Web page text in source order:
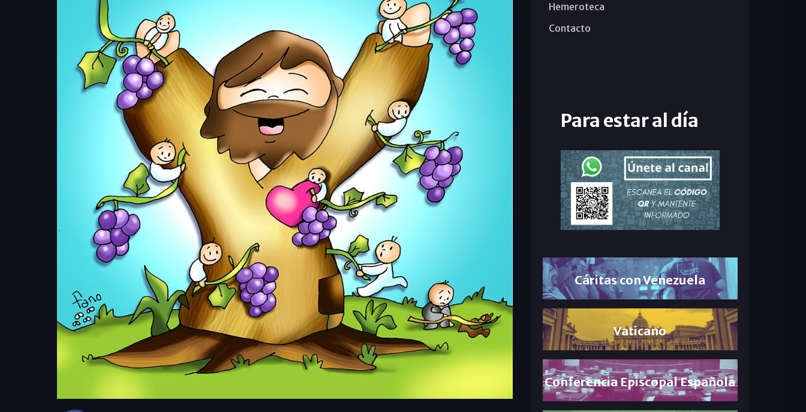
Hemeroteca
Contacto
Para estar al día
Cáritas con Venezuela
Vaticano
Conferencia Episcopal Española